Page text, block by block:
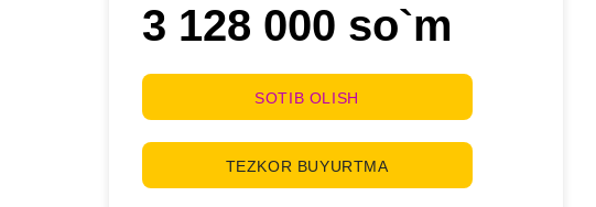
3 128 000 so`m
SOTIB OLISH
TEZKOR BUYURTMA